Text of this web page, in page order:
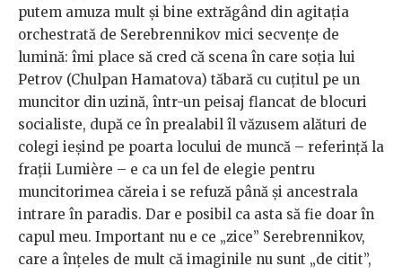
putem amuza mult și bine extrăgând din agitația
orchestrată de Serebrennikov mici secvențe de
lumină: îmi place să cred că scena în care soția lui
Petrov (Chulpan Hamatova) tăbară cu cuțitul pe un
muncitor din uzină, într-un peisaj flancat de blocuri
socialiste, după ce în prealabil îl văzusem alături de
colegi ieșind pe poarta locului de muncă – referință la
frații Lumière – e ca un fel de elegie pentru
muncitorimea căreia i se refuză până și ancestrala
intrare în paradis. Dar e posibil ca asta să fie doar în
capul meu. Important nu e ce „zice” Serebrennikov,
care a înțeles de mult că imaginile nu sunt „de citit”,